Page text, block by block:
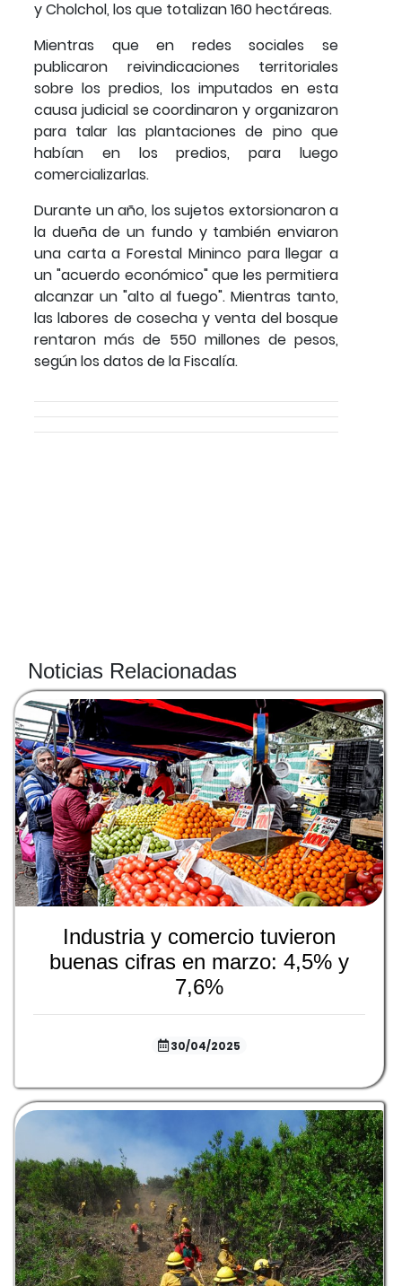
y Cholchol, los que totalizan 160 hectáreas.
Mientras que en redes sociales se
publicaron reivindicaciones territoriales
sobre los predios, los imputados en esta
causa judicial se coordinaron y organizaron
para talar las plantaciones de pino que
habían en los predios, para luego
comercializarlas.
Durante un año, los sujetos extorsionaron a
la dueña de un fundo y también enviaron
una carta a Forestal Mininco para llegar a
un "acuerdo económico" que les permitiera
alcanzar un "alto al fuego". Mientras tanto,
las labores de cosecha y venta del bosque
rentaron más de 550 millones de pesos,
según los datos de la Fiscalía.
Noticias Relacionadas
Industria y comercio tuvieron
buenas cifras en marzo: 4,5% y
7,6%
30/04/2025